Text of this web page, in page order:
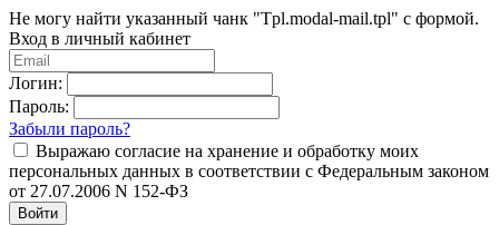
Не могу найти указанный чанк "Tpl.modal-mail.tpl" с формой.
Вход в личный кабинет
Логин:
Пароль:
Забыли пароль?
Выражаю согласие на хранение и обработку моих
персональных данных в соответствии с Федеральным законом
от 27.07.2006 N 152-ФЗ
Войти